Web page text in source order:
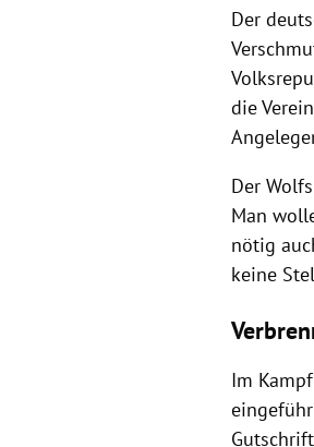
Der
die
Der
Man
nötig
keine
Im